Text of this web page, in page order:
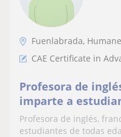
Fuenlabrada,
CAE Certificate in
Profesora de
imparte a
Profesora de inglés,
estudiantes de todas